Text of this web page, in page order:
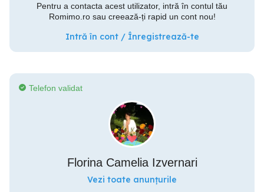
Pentru a contacta acest utilizator, intră în contul tău
Romimo.ro sau creează-ți rapid un cont nou!
Intră în cont / Înregistrează-te
Telefon validat
Florina Camelia Izvernari
Vezi toate anunțurile